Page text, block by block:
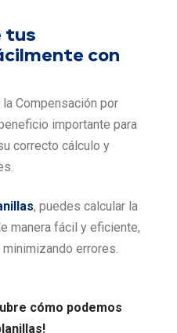
tus
con
Compensación por
importante para
correcto cálculo y
, puedes calcular la
manera fácil y eficiente,
errores.
cómo podemos